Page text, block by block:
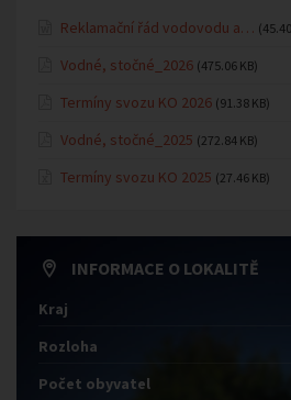
Reklamační řád vodovodu a…
Vodné, stočné_2026 (475.06 KB)
Termíny svozu KO 2026 (91.38 KB)
Vodné, stočné_2025 (272.84 KB)
Termíny svozu KO 2025 (27.46 KB)
INFORMACE O LOKALITĚ
Kraj
Rozloha
Počet obyvatel